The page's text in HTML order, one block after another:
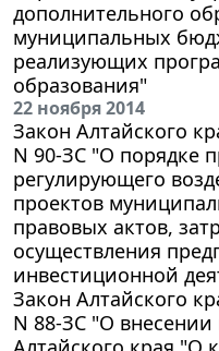
дополнительного
муниципальных
реализующих
образования"
22 ноября 2014
Закон Алтайского
N 90-ЗС "О порядке
регулирующего
проектов
правовых актов,
осуществления
инвестиционной
Закон Алтайского
N 88-ЗС "О